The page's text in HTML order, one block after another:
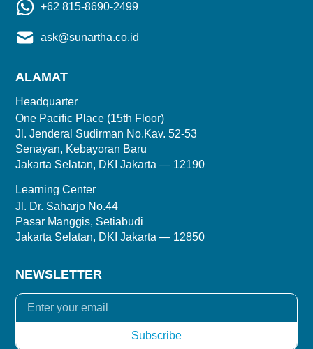
+62 815-8690-2499
ask@sunartha.co.id
ALAMAT
Headquarter
One Pacific Place (15th Floor)
Jl. Jenderal Sudirman No.Kav. 52-53
Senayan, Kebayoran Baru
Jakarta Selatan, DKI Jakarta — 12190
Learning Center
Jl. Dr. Saharjo No.44
Pasar Manggis, Setiabudi
Jakarta Selatan, DKI Jakarta — 12850
NEWSLETTER